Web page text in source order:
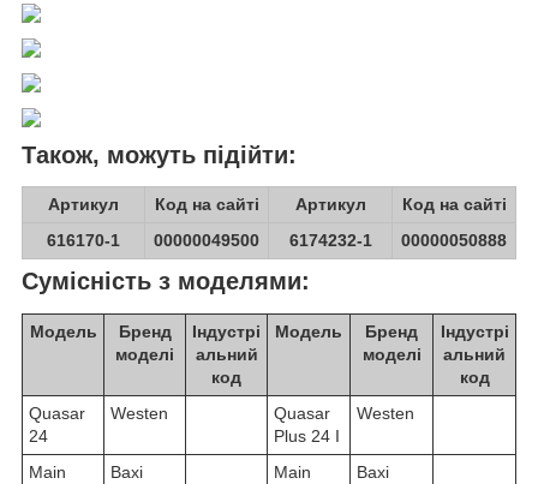
Також, можуть підійти:
Артикул Код на сайті Артикул
Код на сайті
616170-1
00000049500 6174232-1 00000050888
Сумісність з моделями:
Модель
Бренд
моделі
Індустрі
альний
код
Модель
Бренд
моделі
Індустрі
альний
код
Quasar
24
Westen
Quasar
Plus 24 I
Westen
Main
Baxi
Main
Baxi